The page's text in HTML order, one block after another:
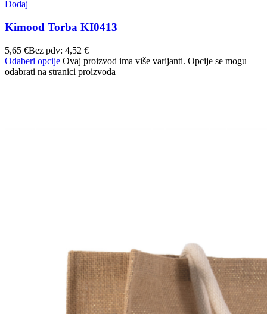
Dodaj
Kimood Torba KI0413
5,65 €Bez pdv: 4,52 €
Odaberi opcije Ovaj proizvod ima više varijanti. Opcije se mogu
odabrati na stranici proizvoda